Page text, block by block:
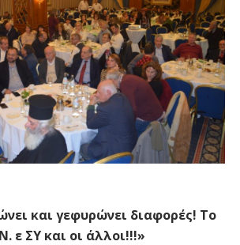
και γεφυρώνει διαφορές! Το
ε ΣΥ και οι άλλοι!!!»